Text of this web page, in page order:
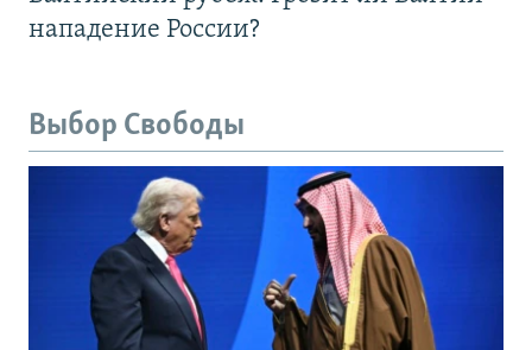
нападение России?
Выбор Свободы